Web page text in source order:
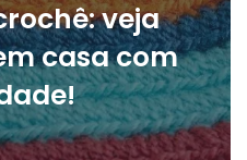
veja
casa com